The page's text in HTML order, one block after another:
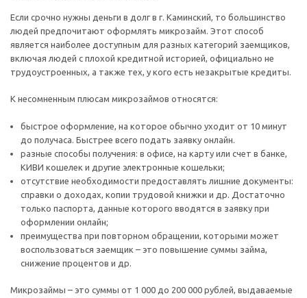
Если срочно нужны деньги в долг в г. Каминский, то большинство
людей предпочитают оформлять микрозайм. Этот способ
является наиболее доступным для разных категорий заемщиков,
включая людей с плохой кредитной историей, официально не
трудоустроенных, а также тех, у кого есть незакрытые кредиты.
К несомненным плюсам микрозаймов относятся:
быстрое оформление, на которое обычно уходит от 10 минут
до получаса. Быстрее всего подать заявку онлайн.
разные способы получения: в офисе, на карту или счет в банке,
КИВИ кошелек и другие электронные кошельки;
отсутствие необходимости предоставлять лишние документы:
справки о доходах, копии трудовой книжки и др. Достаточно
только паспорта, данные которого вводятся в заявку при
оформлении онлайн;
преимущества при повторном обращении, которыми может
воспользоваться заемщик – это повышение суммы займа,
снижение процентов и др.
Микрозаймы – это суммы от 1 000 до 200 000 рублей, выдаваемые